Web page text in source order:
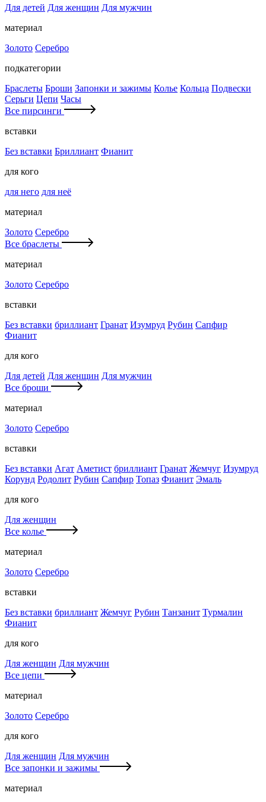
Для детей Для женщин Для мужчин
материал
Золото Серебро
подкатегории
Браслеты Броши Запонки и зажимы Колье Кольца Подвески
Серьги Цепи Часы
Все пирсинги
вставки
Без вставки Бриллиант Фианит
для кого
для него для неё
материал
Золото Серебро
Все браслеты
материал
Золото Серебро
вставки
Без вставки бриллиант Гранат Изумруд Рубин Сапфир
Фианит
для кого
Для детей Для женщин Для мужчин
Все броши
материал
Золото Серебро
вставки
Без вставки Агат Аметист бриллиант Гранат Жемчуг Изумруд
Корунд Родолит Рубин Сапфир Топаз Фианит Эмаль
для кого
Для женщин
Все колье
материал
Золото Серебро
вставки
Без вставки бриллиант Жемчуг Рубин Танзанит Турмалин
Фианит
для кого
Для женщин Для мужчин
Все цепи
материал
Золото Серебро
для кого
Для женщин Для мужчин
Все запонки и зажимы
материал